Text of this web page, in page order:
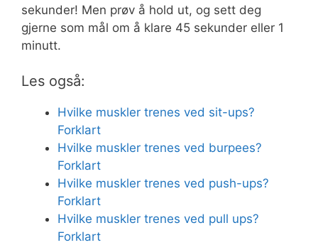
sekunder! Men prøv å hold ut, og sett deg
gjerne som mål om å klare 45 sekunder eller 1
minutt.
Les også:
Hvilke muskler trenes ved sit-ups?
Forklart
Hvilke muskler trenes ved burpees?
Forklart
Hvilke muskler trenes ved push-ups?
Forklart
Hvilke muskler trenes ved pull ups?
Forklart